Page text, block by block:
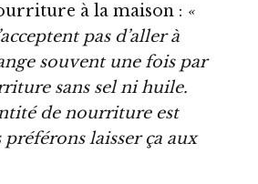
à la maison : «
pas d’aller à
souvent une fois par
sans sel ni huile.
de nourriture est
laisser ça aux